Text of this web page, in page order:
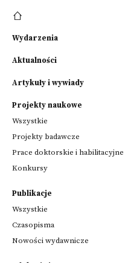
Wydarzenia
Aktualności
Artykuły i wywiady
Projekty naukowe
Wszystkie
Projekty badawcze
Prace doktorskie i habilitacyjne
Konkursy
Publikacje
Wszystkie
Czasopisma
Nowości wydawnicze